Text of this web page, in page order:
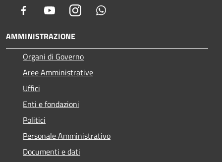
Facebook YoutubeInstagram
AMMINISTRAZIONE
Organi di Governo
Aree Amministrative
Uffici
Enti e fondazioni
Politici
Personale Amministrativo
Documenti e dati